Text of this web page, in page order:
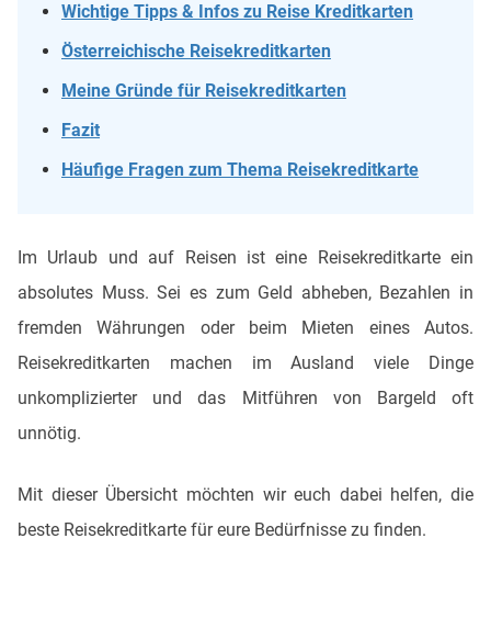
Wichtige Tipps & Infos zu Reise Kreditkarten
Österreichische Reisekreditkarten
Meine Gründe für Reisekreditkarten
Fazit
Häufige Fragen zum Thema Reisekreditkarte
Im Urlaub und auf Reisen ist eine Reisekreditkarte ein
absolutes Muss. Sei es zum Geld abheben, Bezahlen in
fremden Währungen oder beim Mieten eines Autos.
Reisekreditkarten machen im Ausland viele Dinge
unkomplizierter und das Mitführen von Bargeld oft
unnötig.
Mit dieser Übersicht möchten wir euch dabei helfen, die
beste Reisekreditkarte für eure Bedürfnisse zu finden.